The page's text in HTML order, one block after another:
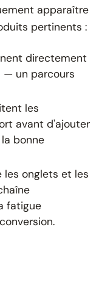
apparaître
pertinents :
directement
— un parcours
les
avant d'ajouter
bonne
les onglets et les
fatigue